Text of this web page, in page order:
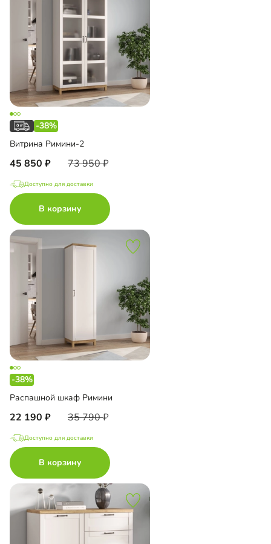
-38%
Витрина Римини-2
45 850 73 950
Доступно для доставки
В корзину
-38%
Распашной шкаф Римини
22 190 35 790
Доступно для доставки
В корзину